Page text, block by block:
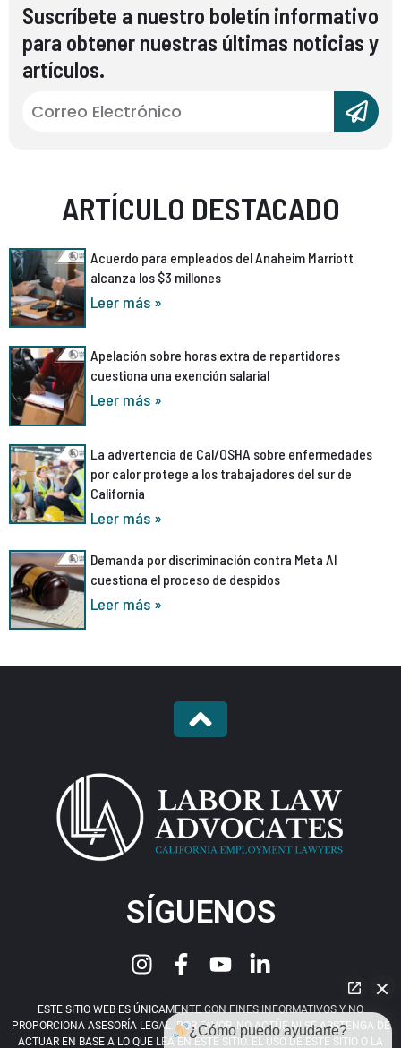
Suscríbete a nuestro boletín informativo
para obtener nuestras últimas noticias y
artículos.
ARTÍCULO DESTACADO
Acuerdo para empleados del Anaheim Marriott
alcanza los $3 millones
Leer más »
Apelación sobre horas extra de repartidores
cuestiona una exención salarial
Leer más »
La advertencia de Cal/OSHA sobre enfermedades
por calor protege a los trabajadores del sur de
California
Leer más »
Demanda por discriminación contra Meta AI
cuestiona el proceso de despidos
Leer más »
SÍGUENOS
ESTE SITIO WEB ES ÚNICAMENTE CON FINES INFORMATIVOS Y NO
PROPORCIONA ASESORÍA LEGAL. POR FAVOR, NO ACTÚE NI SE ABSTENGA DE
ACTUAR EN BASE A LO QUE LEA EN ESTE SITIO. EL USO DE ESTE SITIO O LA
¿Cómo puedo ayudarte?